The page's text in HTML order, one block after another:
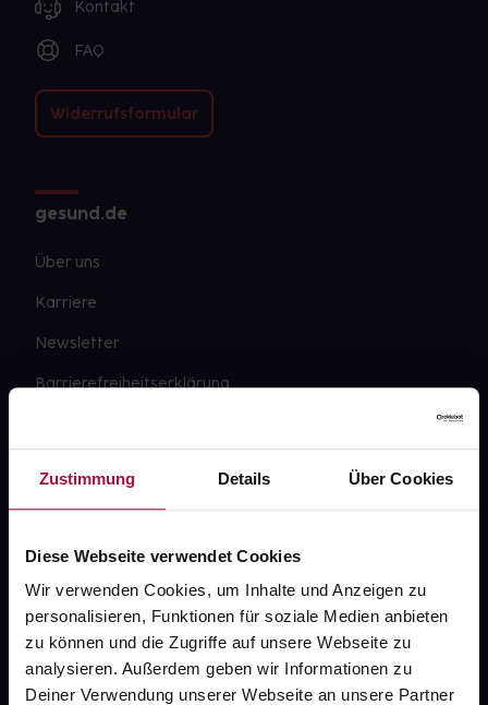
Zustimmung Details Über Cookies
Diese Webseite verwendet Cookies
Wir verwenden Cookies, um Inhalte und Anzeigen zu
personalisieren, Funktionen für soziale Medien anbieten
zu können und die Zugriffe auf unsere Webseite zu
analysieren. Außerdem geben wir Informationen zu
Deiner Verwendung unserer Webseite an unsere Partner
Kontakt
FAQ
Widerrufsformular
gesund.de
Über uns
Karriere
Newsletter
Barrierefreiheitserklärung
Sanitätshäuser
AGB
Impressum